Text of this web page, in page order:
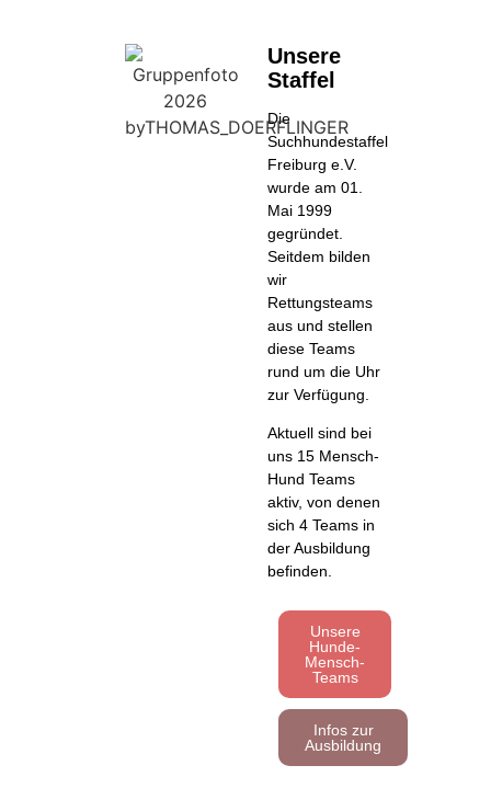
Unsere
Staffel
Die
Suchhundestaffel
Freiburg e.V.
wurde am 01.
Mai 1999
gegründet.
Seitdem bilden
wir
Rettungsteams
aus und stellen
diese Teams
rund um die Uhr
zur Verfügung.
Aktuell sind bei
uns 15 Mensch-
Hund Teams
aktiv, von denen
sich 4 Teams in
der Ausbildung
befinden.
Unsere
Hunde-
Mensch-
Teams
Infos zur
Ausbildung